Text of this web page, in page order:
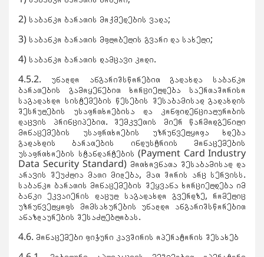
2) საბანკო ბარათის მოქმედების ვადა;
3) საბანკო ბარათის მფლობელის გვარი და სახელი;
4) საბანკო ბარათის დამცავი კოდი.
4.5.2. უნაღდო ანგარიშსწორებით გადახდა საბანკო
ბარათების გამოყენებით ხორციელდება საერთაშორისო
საგადახდო სისტემების წესების შესაბამისად გადახდის
შესრულების უსაფრთხოებისა და კონფიდენციალურობის
დაცვის პრინციპებით. შემკვეთის მიერ წარმოდგენილი
მონაცემების უსაფრთხოების უზრუნველყოფა ხდება
გადახდის ბარათების ინდუსტრიის მონაცემების
უსაფრთხოების სტანდარტების (Payment Card Industry
Data Security Standard) მოთხოვნათა შესაბამისად და
არავის შეუძლია მათი მიღება, მათ შორის არც სერვისს.
საბანკო ბარათის მონაცემების შეყვანა ხორციელდება იმ
ბანკი ეკვაიერის დაცულ საგადახდო გვერდზე, რომელიც
უზრუნველყოფს მომსახურების უნაღდო ანგარიშსწორებით
ანაზღაურების შესაძლებლობას.
4.6. მონაცემები ფიჭური კავშირის ოპერატორის შესახებ